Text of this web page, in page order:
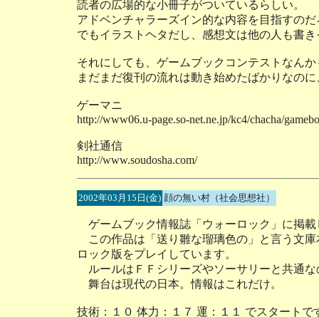
読者の広場的な小冊子がついているらしい。
アドベンチャラーズイン的な内容を目指すの
でもイラストヘタだし、感想文は他の人も書
それにしても、ゲームブックコンテストなん
まだまだ復刊の流れは動き始めたばかりなの
ゲーマニ
http://www06.u-page.so-net.ne.jp/kc4/chacha/
剣社通信
http://www.soudosha.com/
2002年03月15日(金) 顔の無い村（社会思想社）
ゲームブック情報誌「ウォーロック」に掲
この作品は「送り雛な瑠璃色の」と言う文
ロック版をプレイしています。
ルールはＦＦシリーズやソーサリーと共通な
舞台は現代の日本。情報はこれだけ。
技術：１０ 体力：１７ 運：１１ でスタートで